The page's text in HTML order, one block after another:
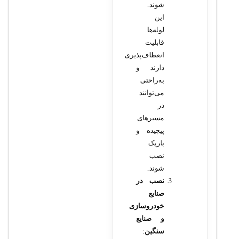
شوند.
این
لوله‌ها
قابلیت
انعطاف‌پذیری
دارند و
به‌راحتی
می‌توانند
در
مسیرهای
پیچیده و
باریک
نصب
شوند.
نصب در
صنایع
خودروسازی
و صنایع
سنگین: